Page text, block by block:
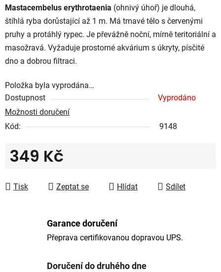
Mastacembelus erythrotaenia (ohnivý úhoř) je dlouhá,
štíhlá ryba dorůstající až 1 m. Má tmavé tělo s červenými
pruhy a protáhlý rypec. Je převážně noční, mírně teritoriální a
masožravá. Vyžaduje prostorné akvárium s úkryty, písčité
dno a dobrou filtraci.
Položka byla vyprodána…
Dostupnost
Vyprodáno
Možnosti doručení
Kód:
9148
349 Kč
Tisk
Zeptat se Hlídat Sdílet
Garance doručení
Přeprava certifikovanou dopravou UPS.
Doručení do druhého dne